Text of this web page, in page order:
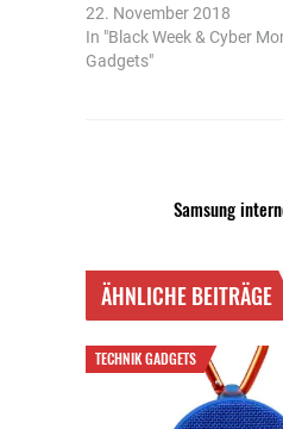
22. November 2018
In "Black Week & Cyber
Gadgets"
Samsung
ÄHNLICHE BEITRÄGE
TECHNIK GADGETS